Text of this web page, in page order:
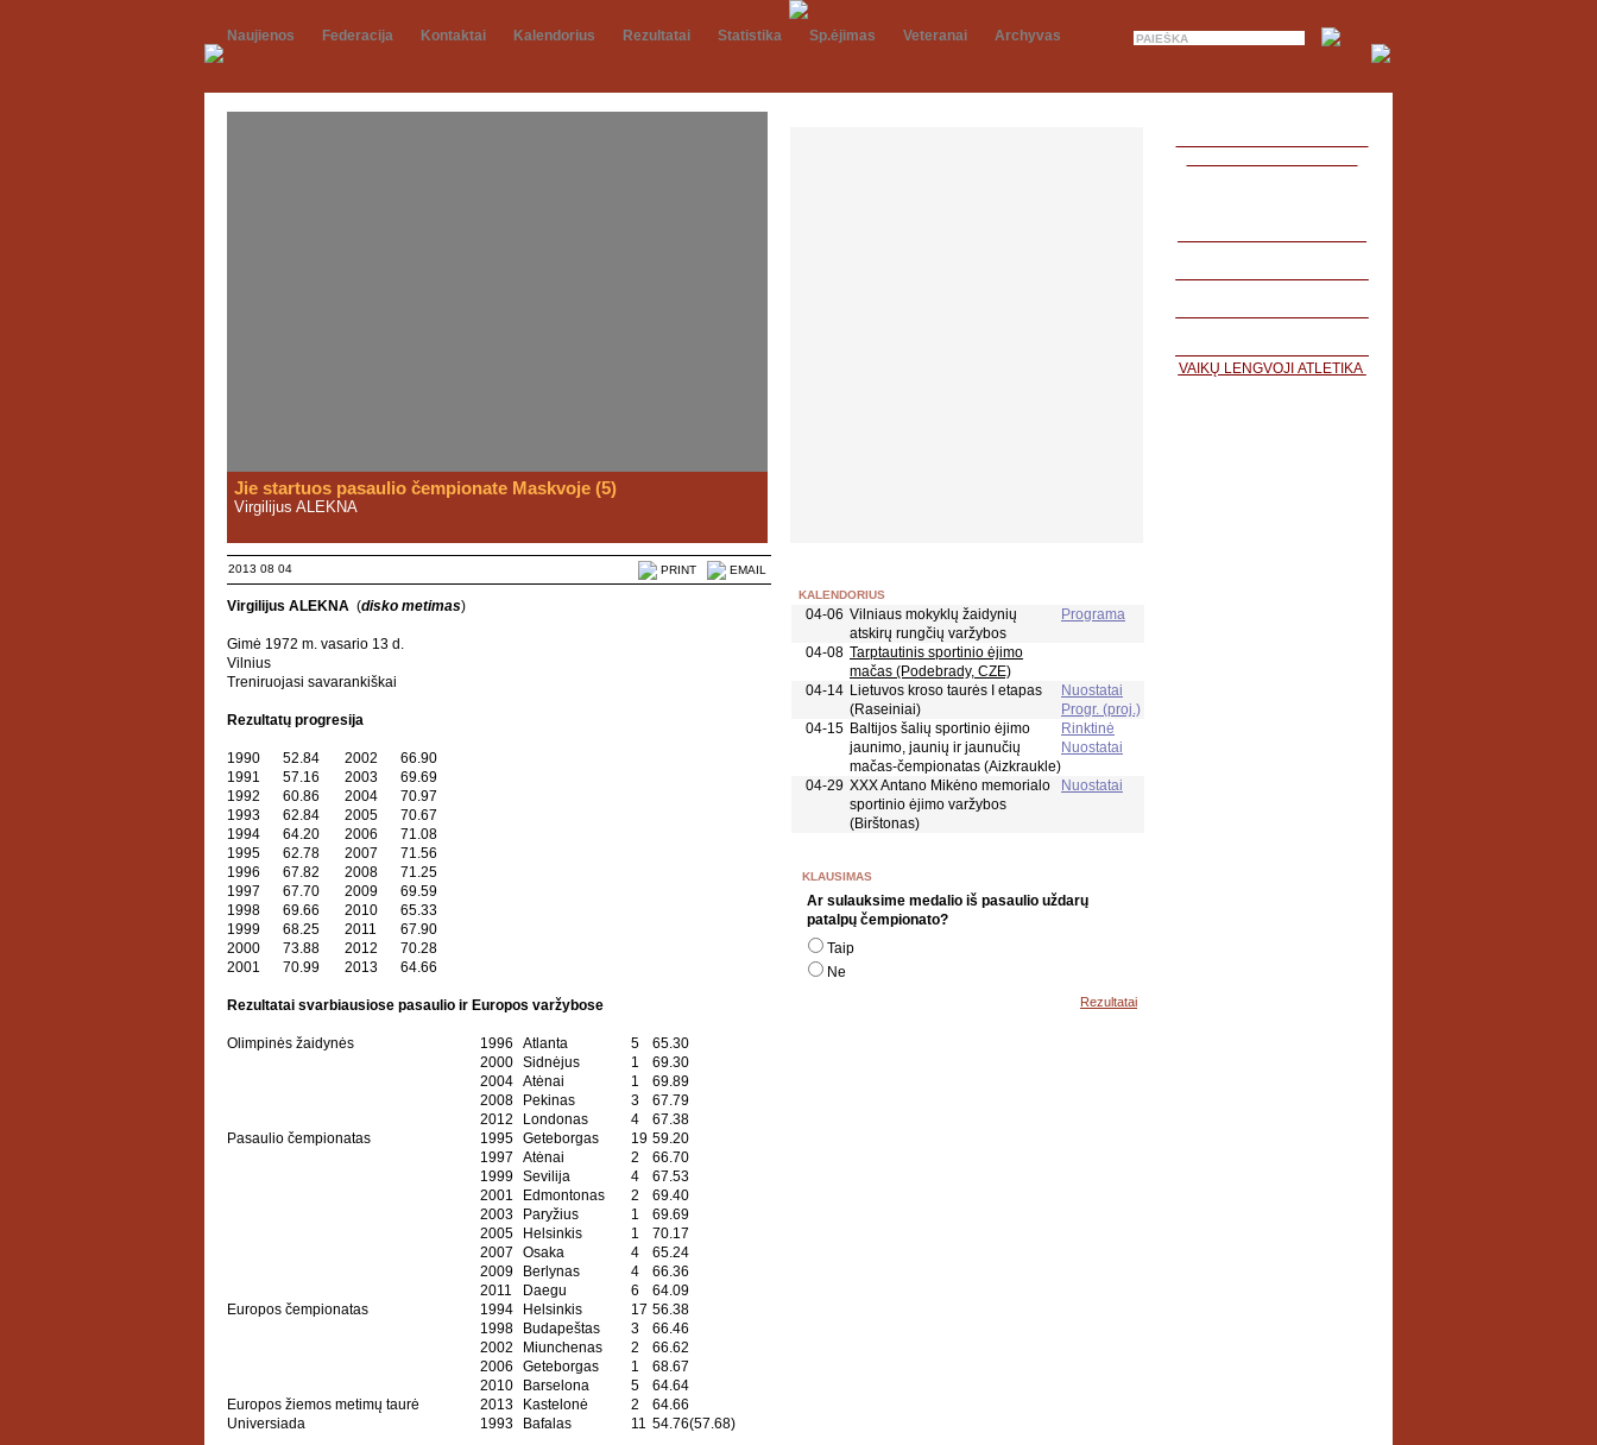
Naujienos Federacija Kontaktai Kalendorius Rezultatai Statistika Sp.ėjimas Veteranai Archyvas
Jie startuos pasaulio čempionate Maskvoje (5)
Virgilijus ALEKNA
2013 08 04 PRINT EMAIL
Virgilijus ALEKNA (disko metimas)
Gimė 1972 m. vasario 13 d.
Vilnius
Treniruojasi savarankiškai
Rezultatų progresija
1990 52.84 2002
66.90
1991
57.16 2003
69.69
1992
60.86 2004
70.97
1993
62.84 2005
70.67
1994
64.20 2006
71.08
1995
62.78 2007
71.56
1996
67.82 2008
71.25
1997
67.70 2009
69.59
1998
69.66 2010
65.33
1999
68.25 2011
67.90
2000
73.88 2012
70.28
2001
70.99 2013 64.66
Rezultatai svarbiausiose pasaulio ir Europos varžybose
Olimpinės žaidynės 1996 Atlanta 5
65.30
2000 Sidnėjus 1
69.30
2004 Atėnai 1
69.89
2008
Pekinas 3
67.79
2012
Londonas 4
67.38
Pasaulio čempionatas
1995 Geteborgas 19 59.20
1997
Atėnai 2
66.70
1999 Sevilija 4
67.53
2001
Edmontonas 2
69.40
2003
Paryžius 1
69.69
2005
Helsinkis 1
70.17
2007
Osaka 4
65.24
2009
Berlynas 4
66.36
2011
Daegu 6
64.09
Europos čempionatas
1994 Helsinkis 17 56.38
1998
Budapeštas 3
66.46
2002
Miunchenas 2
66.62
2006
Geteborgas 1
68.67
2010
Barselona 5
64.64
Europos žiemos metimų taurė
2013 Kastelonė 2
64.66
Universiada
1993 Bafalas 11 54.76(57.68)
KALENDORIUS
04-06 Vilniaus mokyklų žaidynių
atskirų rungčių varžybos
Programa
04-08 Tarptautinis sportinio ėjimo
mačas (Podebrady, CZE)
04-14 Lietuvos kroso taurės I etapas
(Raseiniai)
Nuostatai
Progr. (proj.)
04-15 Baltijos šalių sportinio ėjimo
jaunimo, jaunių ir jaunučių
mačas-čempionatas (Aizkraukle)
Rinktinė
Nuostatai
04-29 XXX Antano Mikėno memorialo
sportinio ėjimo varžybos
(Birštonas)
Nuostatai
KLAUSIMAS
Ar sulauksime medalio iš pasaulio uždarų
patalpų čempionato?
Taip
Ne
Rezultatai
VAIKŲ LENGVOJI ATLETIKA